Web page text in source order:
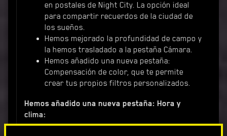
en postales de Night City. La opción ideal
para compartir recuerdos de la ciudad de
los sueños.
Hemos mejorado la profundidad de campo y
la hemos trasladado a la pestaña Cámara.
Hemos añadido una nueva pestaña:
Compensación de color, que te permite
crear tus propios filtros personalizados.
Hemos añadido una nueva pestaña: Hora y
clima: